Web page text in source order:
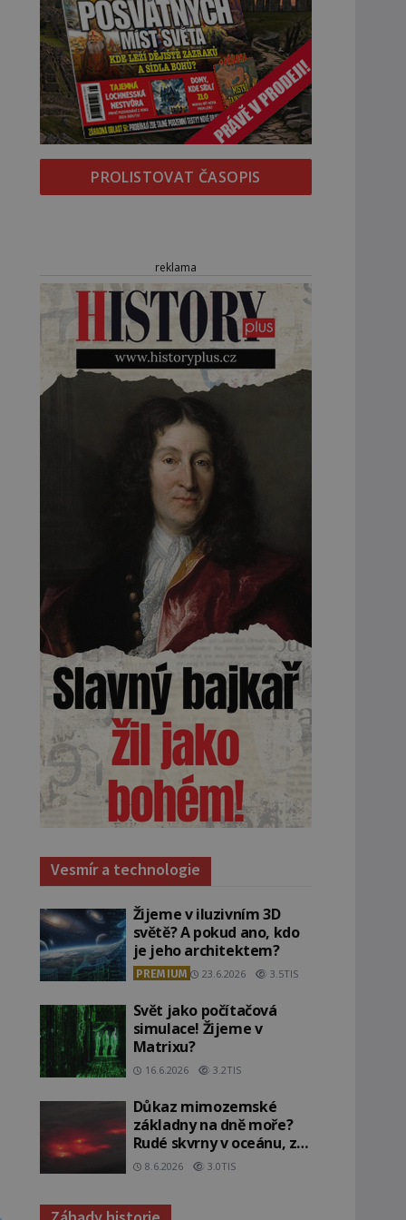
PROLISTOVAT ČASOPIS
reklama
Vesmír a technologie
Žijeme v iluzivním 3D
světě? A pokud ano, kdo
je jeho architektem?
PREMIUM 23.6.2026 3.5TIS
Svět jako počítačová
simulace! Žijeme v
Matrixu?
16.6.2026 3.2TIS
Důkaz mimozemské
základny na dně moře?
Rudé skvrny v oceánu, ze
kterých srší blesky!
8.6.2026 3.0TIS